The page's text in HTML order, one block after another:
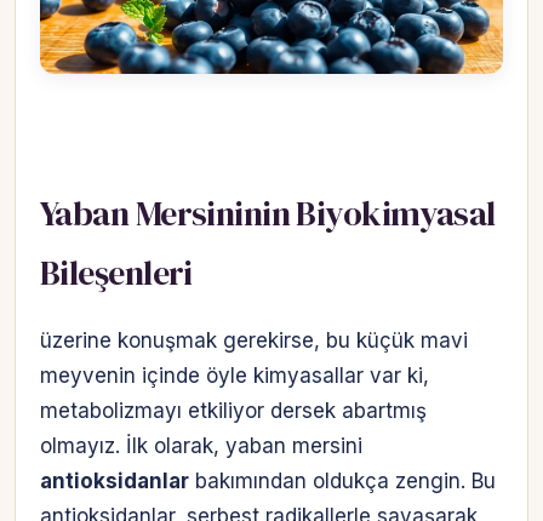
Yaban Mersininin Biyokimyasal
Bileşenleri
üzerine konuşmak gerekirse, bu küçük mavi
meyvenin içinde öyle kimyasallar var ki,
metabolizmayı etkiliyor dersek abartmış
olmayız. İlk olarak, yaban mersini
antioksidanlar bakımından oldukça zengin. Bu
antioksidanlar, serbest radikallerle savaşarak